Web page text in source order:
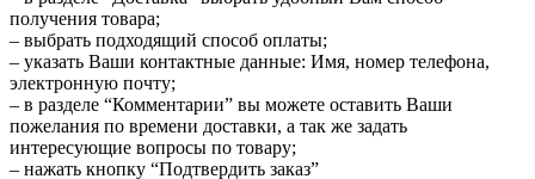
получения товара;
– выбрать подходящий способ оплаты;
– указать Ваши контактные данные: Имя, номер телефона,
электронную почту;
– в разделе “Комментарии” вы можете оставить Ваши
пожелания по времени доставки, а так же задать
интересующие вопросы по товару;
– нажать кнопку “Подтвердить заказ”